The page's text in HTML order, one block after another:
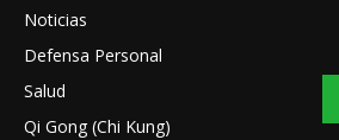
Noticias
Defensa Personal
Salud
Qi Gong (Chi Kung)